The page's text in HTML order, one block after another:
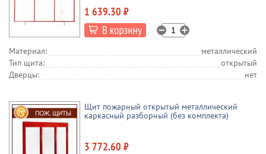
1 639.30 ₽
Материал:
металлический
Тип щита:
открытый
Дверцы:
нет
Щит пожарный открытый металлический
каркасный разборный (без комплекта)
3 772.60 ₽